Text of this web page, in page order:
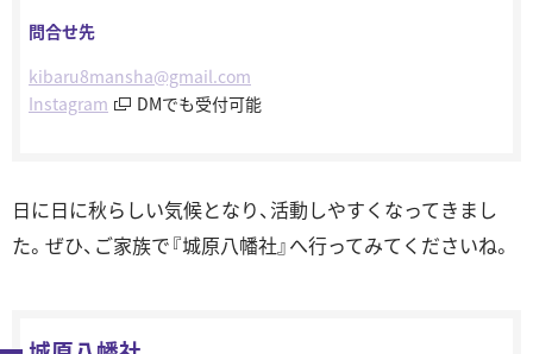
問合せ先
kibaru8mansha@gmail.com
Instagram
DMでも受付可能
日に日に秋らしい気候となり、活動しやすくなってきまし
た。ぜひ、ご家族で『城原八幡社』へ行ってみてくださいね。